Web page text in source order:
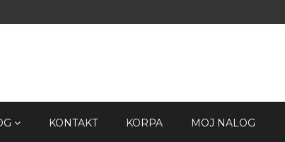
KONTAKT KORPA MOJ NALOG